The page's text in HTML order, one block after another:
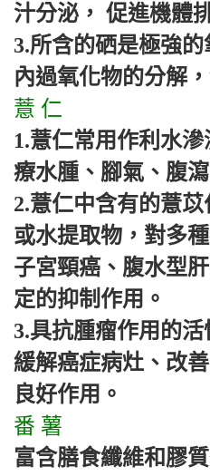
汁分泌， 促進機體
3.所含的硒是極強
內過氧化物的分解
薏 仁
1.薏仁常用作利水
療水腫、腳氣、腹
2.薏仁中含有的薏
或水提取物，對多
子宮頸癌、腹水型
定的抑制作用。
3.具抗腫瘤作用的
緩解癌症病灶、改
良好作用。
番 薯
富含膳食纖維和膠